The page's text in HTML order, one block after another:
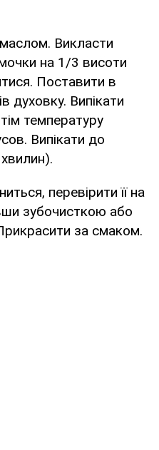
Викласти
на 1/3 висоти
Поставити в
духовку. Випікати
температуру
Випікати до
перевірити її на
зубочисткою або
за смаком.